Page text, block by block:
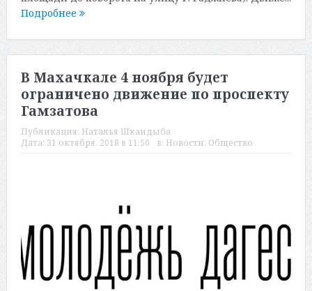
Подробнее
В Махачкале 4 ноября будет
ограничено движение по проспекту
Гамзатова
Публикация: Наталья Шкандыба
Дата: 31 октября, 2018 в 11:50 в: Новости, Общество